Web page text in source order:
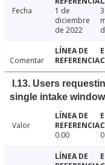
Fecha
1 de
diciembre
de 2022
Comentar
I.13. Users
single intake window
Valor
0.00